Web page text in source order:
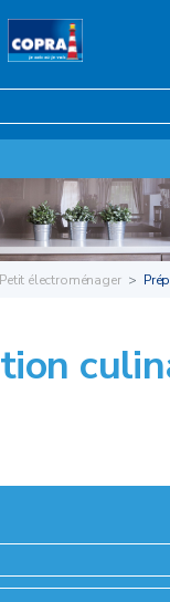
Petit électroménager